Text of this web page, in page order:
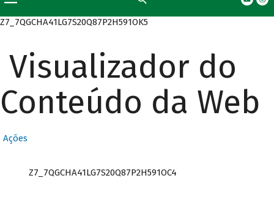
Z7_7QGCHA41LG7S20Q87P2H591OK5
Visualizador do
Conteúdo da Web
Ações
Z7_7QGCHA41LG7S20Q87P2H591OC4